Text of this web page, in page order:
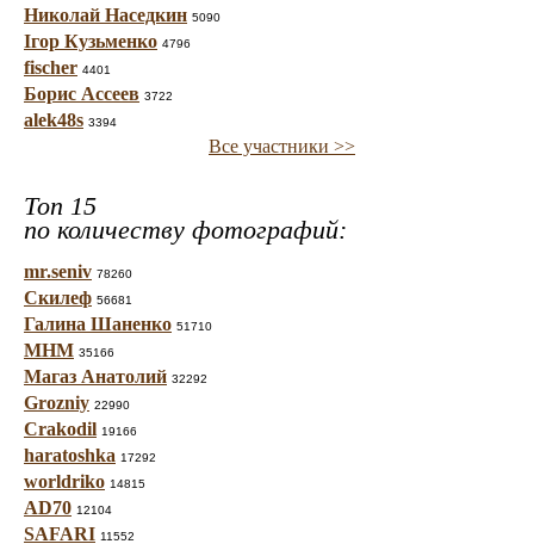
Николай Наседкин 5090
Ігор Кузьменко 4796
fischer 4401
Борис Ассеев 3722
alek48s 3394
Все участники >>
Топ 15
по количеству фотографий:
mr.seniv 78260
Скилеф 56681
Галина Шаненко 51710
МНМ 35166
Магаз Анатолий 32292
Grozniy 22990
Crakodil 19166
haratoshka 17292
worldriko 14815
AD70 12104
SAFARI 11552